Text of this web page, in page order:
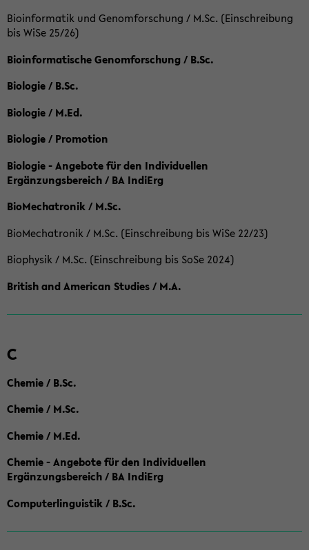
Bioinformatik und Genomforschung / M.Sc. (Einschreibung
bis WiSe 25/26)
Bioinformatische Genomforschung / B.Sc.
Biologie / B.Sc.
Biologie / M.Ed.
Biologie / Promotion
Biologie - Angebote für den Individuellen
Ergänzungsbereich / BA IndiErg
BioMechatronik / M.Sc.
BioMechatronik / M.Sc. (Einschreibung bis WiSe 22/23)
Biophysik / M.Sc. (Einschreibung bis SoSe 2024)
British and American Studies / M.A.
C
Chemie / B.Sc.
Chemie / M.Sc.
Chemie / M.Ed.
Chemie - Angebote für den Individuellen
Ergänzungsbereich / BA IndiErg
Computerlinguistik / B.Sc.